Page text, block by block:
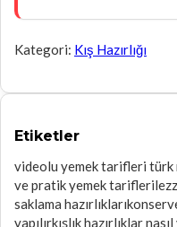
Kategori: Kış Hazırlığı
Etiketler
videolu yemek tarifleri türk
ve pratik yemek tarifleri
saklama hazırlıkları
yapılırkışlık hazırlıklar nasıl